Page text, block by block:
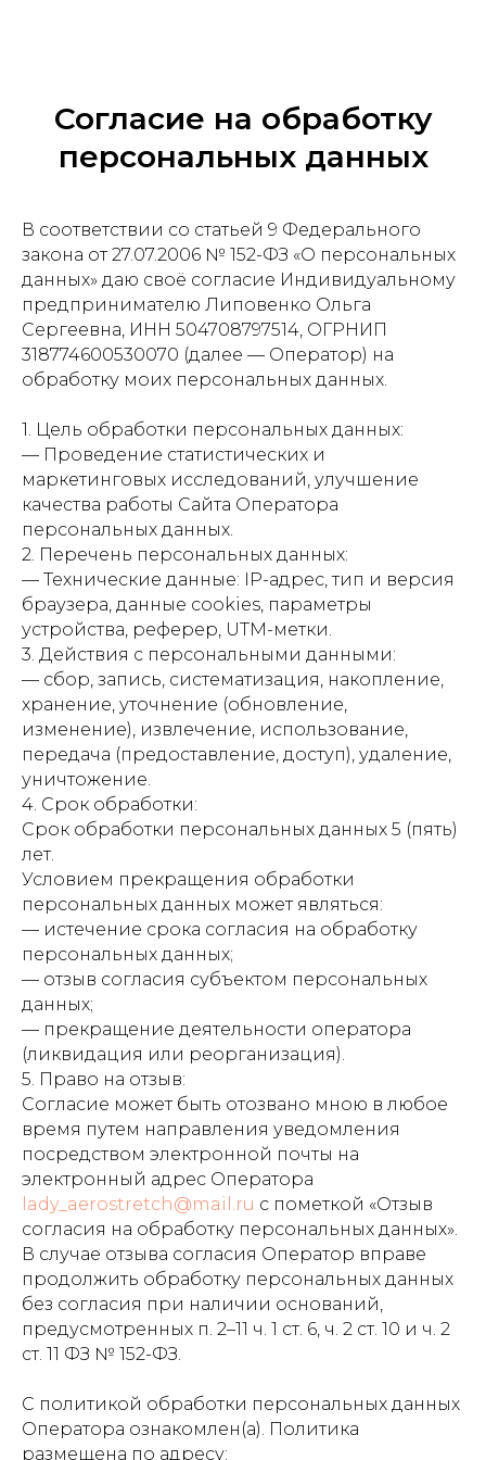
Согласие на обработку
персональных данных
В соответствии со статьей 9 Федерального
закона от 27.07.2006 № 152-ФЗ «О персональных
данных» даю своё согласие Индивидуальному
предпринимателю Липовенко Ольга
Сергеевна, ИНН 504708797514, ОГРНИП
318774600530070 (далее — Оператор) на
обработку моих персональных данных.
1. Цель обработки персональных данных:
— Проведение статистических и
маркетинговых исследований, улучшение
качества работы Сайта Оператора
персональных данных.
2. Перечень персональных данных:
— Технические данные: IP-адрес, тип и версия
браузера, данные cookies, параметры
устройства, реферер, UTM-метки.
3. Действия с персональными данными:
— сбор, запись, систематизация, накопление,
хранение, уточнение (обновление,
изменение), извлечение, использование,
передача (предоставление, доступ), удаление,
уничтожение.
4. Срок обработки:
Срок обработки персональных данных 5 (пять)
лет.
Условием прекращения обработки
персональных данных может являться:
— истечение срока согласия на обработку
персональных данных;
— отзыв согласия субъектом персональных
данных;
— прекращение деятельности оператора
(ликвидация или реорганизация).
5. Право на отзыв:
Согласие может быть отозвано мною в любое
время путем направления уведомления
посредством электронной почты на
электронный адрес Оператора
lady_aerostretch@mail.ru с пометкой «Отзыв
согласия на обработку персональных данных».
В случае отзыва согласия Оператор вправе
продолжить обработку персональных данных
без согласия при наличии оснований,
предусмотренных п. 2–11 ч. 1 ст. 6, ч. 2 ст. 10 и ч. 2
ст. 11 ФЗ № 152-ФЗ.
С политикой обработки персональных данных
Оператора ознакомлен(а). Политика
размещена по адресу: